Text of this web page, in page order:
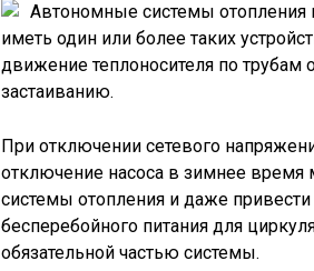
Автономные системы отопления
иметь один или более таких
движение теплоносителя по трубам
застаиванию.
При отключении сетевого
отключение насоса в зимнее время
системы отопления и даже привести
бесперебойного питания для
обязательной частью системы.